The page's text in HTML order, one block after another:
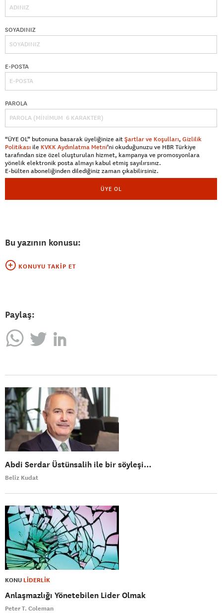
SOYADINIZ
E-POSTA
PAROLA
“ÜYE OL” butonuna basarak üyeliğinize aitŞartlar ve Koşulları, Gizlilik
Politikası ile KVKK Aydınlatma Metni’ni okuduğunuzu ve HBR Türkiye
tarafından size özel oluşturulan hizmet, kampanya ve promosyonlara
yönelik elektronik posta almayı kabul etmiş sayılırsınız.
E-bülten aboneliğinden dilediğiniz zaman çıkabilirsiniz.
ÜYE OL
Bu yazının konusu:
KONUYU TAKIP ET
Paylaş:
Abdi Serdar Üstünsalih ile bir söyleşi…
Beliz Kudat
KONU LİDERLİK
Anlaşmazlığı Yönetebilen Lider Olmak
Peter T. Coleman